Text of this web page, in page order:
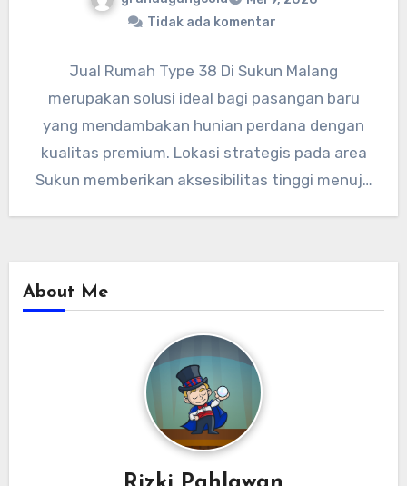
Tidak ada komentar
Jual Rumah Type 38 Di Sukun Malang
merupakan solusi ideal bagi pasangan baru
yang mendambakan hunian perdana dengan
kualitas premium. Lokasi strategis pada area
Sukun memberikan aksesibilitas tinggi menuju
About Me